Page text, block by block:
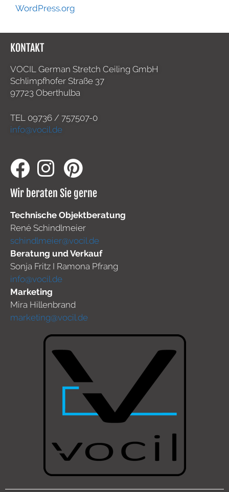
WordPress.org
KONTAKT
VOCIL German Stretch Ceiling GmbH
Schlimpfhofer Straße 37
97723 Oberthulba
TEL 09736 / 757507-0
info@vocil.de
Wir beraten Sie gerne
Technische Objektberatung
René Schindlmeier
schindlmeier@vocil.de
Beratung und Verkauf
Sonja Fritz I Ramona Pfrang
info@vocil.de
Marketing
Mira Hillenbrand
marketing@vocil.de